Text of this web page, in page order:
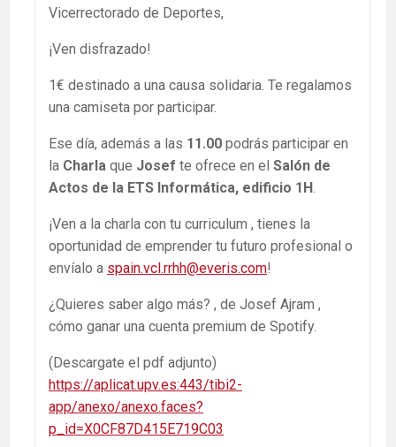
Vicerrectorado de Deportes,
¡Ven disfrazado!
1€ destinado a una causa solidaria. Te regalamos
una camiseta por participar.
Ese día, además a las 11.00 podrás participar en
la Charla que Josef te ofrece en el Salón de
Actos de la ETS Informática, edificio 1H
¡Ven a la charla con tu curriculum , tienes la
oportunidad de emprender tu futuro profesional o
envíalo a spain.vcl.rrhh@everis.com!
¿Quieres saber algo más? , de Josef Ajram ,
cómo ganar una cuenta premium de Spotify.
(Descargate el pdf adjunto)
https://aplicat.upv.es:443/tibi2-
app/anexo/anexo.faces?
p_id=X0CF87D415E719C03